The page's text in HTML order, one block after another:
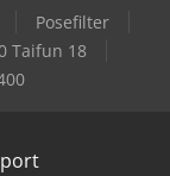
Posefilter
Taifun 18